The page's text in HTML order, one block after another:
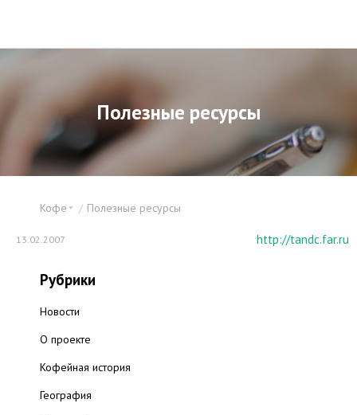
Полезные ресурсы
Кофе Полезные ресурсы
Рубрики
Новости
О проекте
Кофейная история
География
13.02.2007 http://tandc.far.ru